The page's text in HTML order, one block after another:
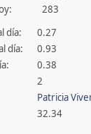
283
día:
0.27
día:
0.93
0.38
2
Patricia
32.34